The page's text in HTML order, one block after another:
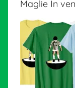
Maglie In